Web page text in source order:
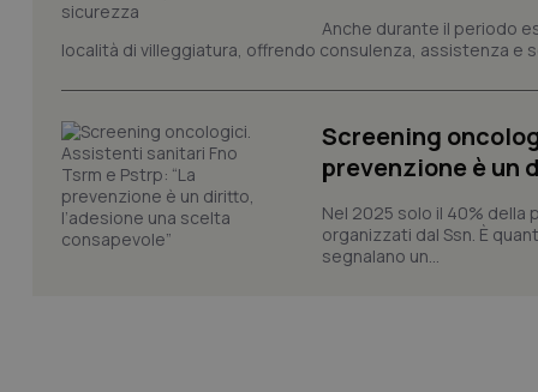
Anche durante il periodo
località di villeggiatura, offrendo consulenza, assistenza e
Screening
prevenzione è un
Nel 2025 solo il 40% della
organizzati dal Ssn. È
segnalano un...
tracking-sites-
session-id
_ga
PHPSESSID